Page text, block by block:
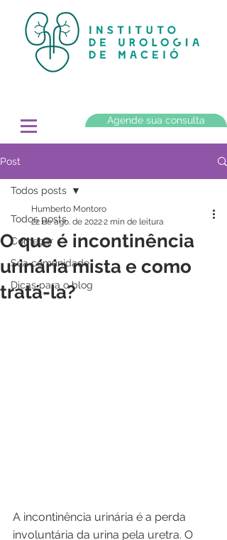
Agende sua consulta
Post
Todos posts
Começar
Sua comunidade
Dicas para o blog
Todos posts
O que é incontinência
urinária mista e como
tratá-la?
Humberto Montoro
22 de ago. de 20222 min de leitura
A incontinência urinária é a perda
involuntária da urina pela uretra. O